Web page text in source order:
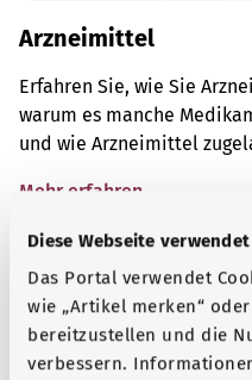
Diese Webseite
Das Portal verwendet
wie „Artikel merken“
bereitzustellen und die
verbessern.
Arzneimittel
Erfahren Sie, wie Sie
warum es manche
und wie Arzneimittel
Mehr erfahren